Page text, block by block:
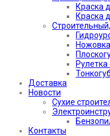
Краска
Краска
Рулетка
Доставка
Новости
Сухие
Контакты